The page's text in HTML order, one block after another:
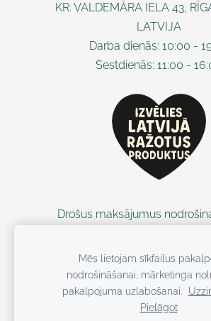
KR. VALDEMĀRA IELA 43,
LATVIJA
Darba dienās: 10:00 -
Sestdienās: 11:00 -
Drošus maksājumus
Mēs lietojam sīkfailus
nodrošināšanai, mārketinga
pakalpojuma uzlabošanai.
Pielāgot